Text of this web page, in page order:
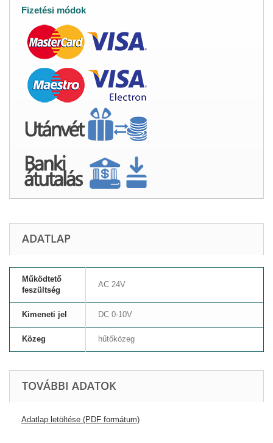
Fizetési módok
ADATLAP
Működtető
feszültség
AC 24V
Kimeneti jel DC 0-10V
Közeg hűtőközeg
TOVÁBBI ADATOK
Adatlap letöltése (PDF formátum)